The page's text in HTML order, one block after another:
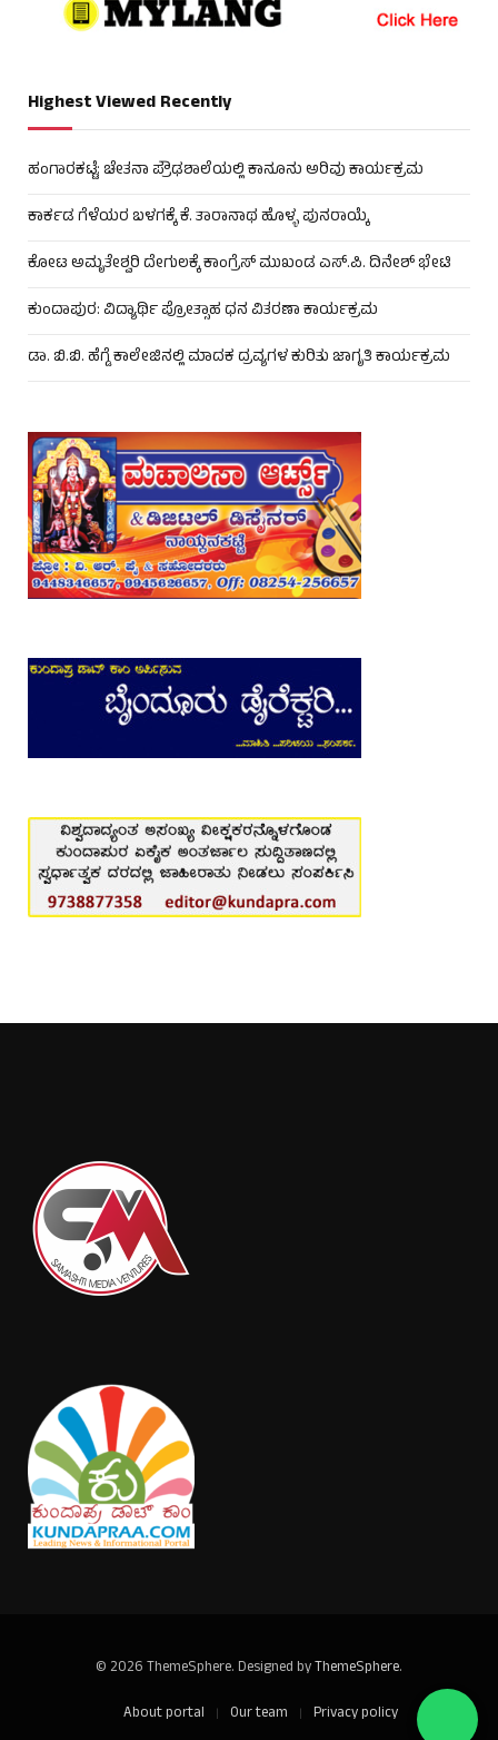
Highest Viewed Recently
ಹಂಗಾರಕಟ್ಟೆ: ಚೇತನಾ ಪ್ರೌಢಶಾಲೆಯಲ್ಲಿ ಕಾನೂನು ಅರಿವು ಕಾರ್ಯಕ್ರಮ
ಕಾರ್ಕಡ ಗೆಳೆಯರ ಬಳಗಕ್ಕೆ ಕೆ. ತಾರಾನಾಥ ಹೊಳ್ಳ ಪುನರಾಯ್ಕೆ
ಕೋಟ ಅಮೃತೇಶ್ವರಿ ದೇಗುಲಕ್ಕೆ ಕಾಂಗ್ರೆಸ್ ಮುಖಂಡ ಎಸ್.ಪಿ. ದಿನೇಶ್ ಭೇಟಿ
ಕುಂದಾಪುರ: ವಿದ್ಯಾರ್ಥಿ ಪ್ರೋತ್ಸಾಹ ಧನ ವಿತರಣಾ ಕಾರ್ಯಕ್ರಮ
ಡಾ. ಬಿ.ಬಿ. ಹೆಗ್ಡೆ ಕಾಲೇಜಿನಲ್ಲಿ ಮಾದಕ ದ್ರವ್ಯಗಳ ಕುರಿತು ಜಾಗೃತಿ ಕಾರ್ಯಕ್ರಮ
© 2026 ThemeSphere. Designed byThemeSphere.
About portal
Our team Privacy policy